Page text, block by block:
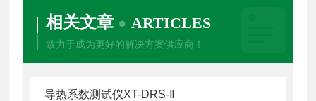
相关文章 ARTICLES
致力于成为更好的解决方案供应商！
导热系数测试仪XT-DRS-Ⅱ